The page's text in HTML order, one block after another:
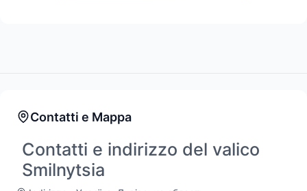
Contatti e Mappa
Contatti e indirizzo del valico
Smilnytsia